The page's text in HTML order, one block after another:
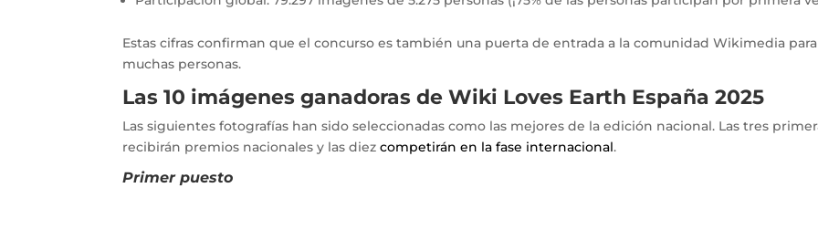
Estas cifras confirman que el concurso es también una puerta de entrada a la comunidad Wikimedia para
muchas personas.
Las 10 imágenes ganadoras de Wiki Loves Earth España 2025
Las siguientes fotografías han sido seleccionadas como las mejores de la edición nacional. Las tres
recibirán premios nacionales y las diezcompetirán en la fase internacional.
Primer puesto